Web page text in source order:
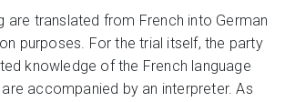
are translated from French into German
purposes. For the trial itself, the party
knowledge of the French language
accompanied by an interpreter. As